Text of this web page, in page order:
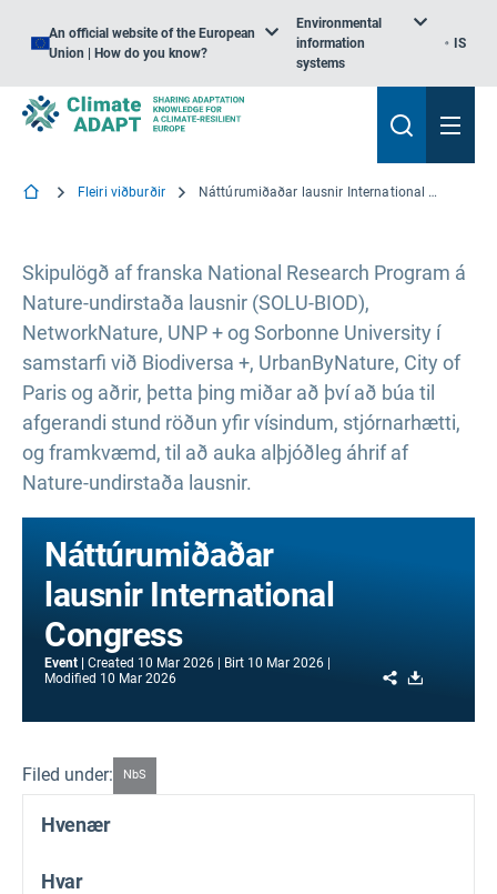
An official website of the European
Union | How do you know?
Environmental
information
systems
IS
Fleiri viðburðir Náttúrumiðaðar lausnir International Congress
Skipulögð af franska National Research Program á
Nature-undirstaða lausnir (SOLU-BIOD),
NetworkNature, UNP + og Sorbonne University í
samstarfi við Biodiversa +, UrbanByNature, City of
Paris og aðrir, þetta þing miðar að því að búa til
afgerandi stund röðun yfir vísindum, stjórnarhætti,
og framkvæmd, til að auka alþjóðleg áhrif af
Nature-undirstaða lausnir.
Náttúrumiðaðar
lausnir International
Congress
Event Created 10 Mar 2026 Birt 10 Mar 2026
Modified 10 Mar 2026 Share
Filed under: NbS
Hvenær
Hvar